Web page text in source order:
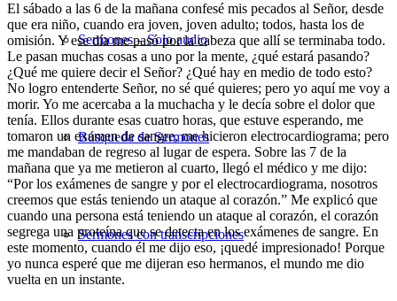
Sermones – Solo audio
Búsqueda de Sermones
Sermones con transcripciones
El sábado a las 6 de la mañana confesé mis pecados al Señor, desde
que era niño, cuando era joven, joven adulto; todos, hasta los de
omisión. Y ese día me pasó por la cabeza que allí se terminaba todo.
Le pasan muchas cosas a uno por la mente, ¿qué estará pasando?
¿Qué me quiere decir el Señor? ¿Qué hay en medio de todo esto?
No logro entenderte Señor, no sé qué quieres; pero yo aquí me voy a
morir. Yo me acercaba a la muchacha y le decía sobre el dolor que
tenía. Ellos durante esas cuatro horas, que estuve esperando, me
tomaron un examen de sangre, me hicieron electrocardiograma; pero
me mandaban de regreso al lugar de espera. Sobre las 7 de la
mañana que ya me metieron al cuarto, llegó el médico y me dijo:
“Por los exámenes de sangre y por el electrocardiograma, nosotros
creemos que estás teniendo un ataque al corazón.” Me explicó que
cuando una persona está teniendo un ataque al corazón, el corazón
segrega una proteína que se detecta en los exámenes de sangre. En
este momento, cuando él me dijo eso, ¡quedé impresionado! Porque
yo nunca esperé que me dijeran eso hermanos, el mundo me dio
vuelta en un instante.